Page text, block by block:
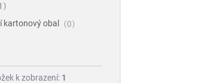
kartonový obal
0
k zobrazení: 1